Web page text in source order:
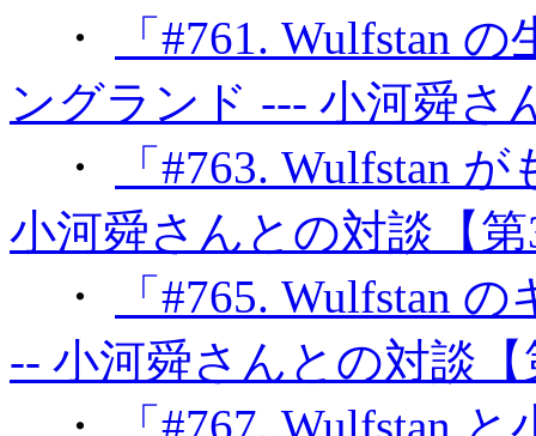
・
「#761. Wulfstan
ングランド --- 小河舜さ
・
「#763. Wulfstan
小河舜さんとの対談【
・
「#765. Wulfstan
-- 小河舜さんとの対談
・
「#767. Wulfstan